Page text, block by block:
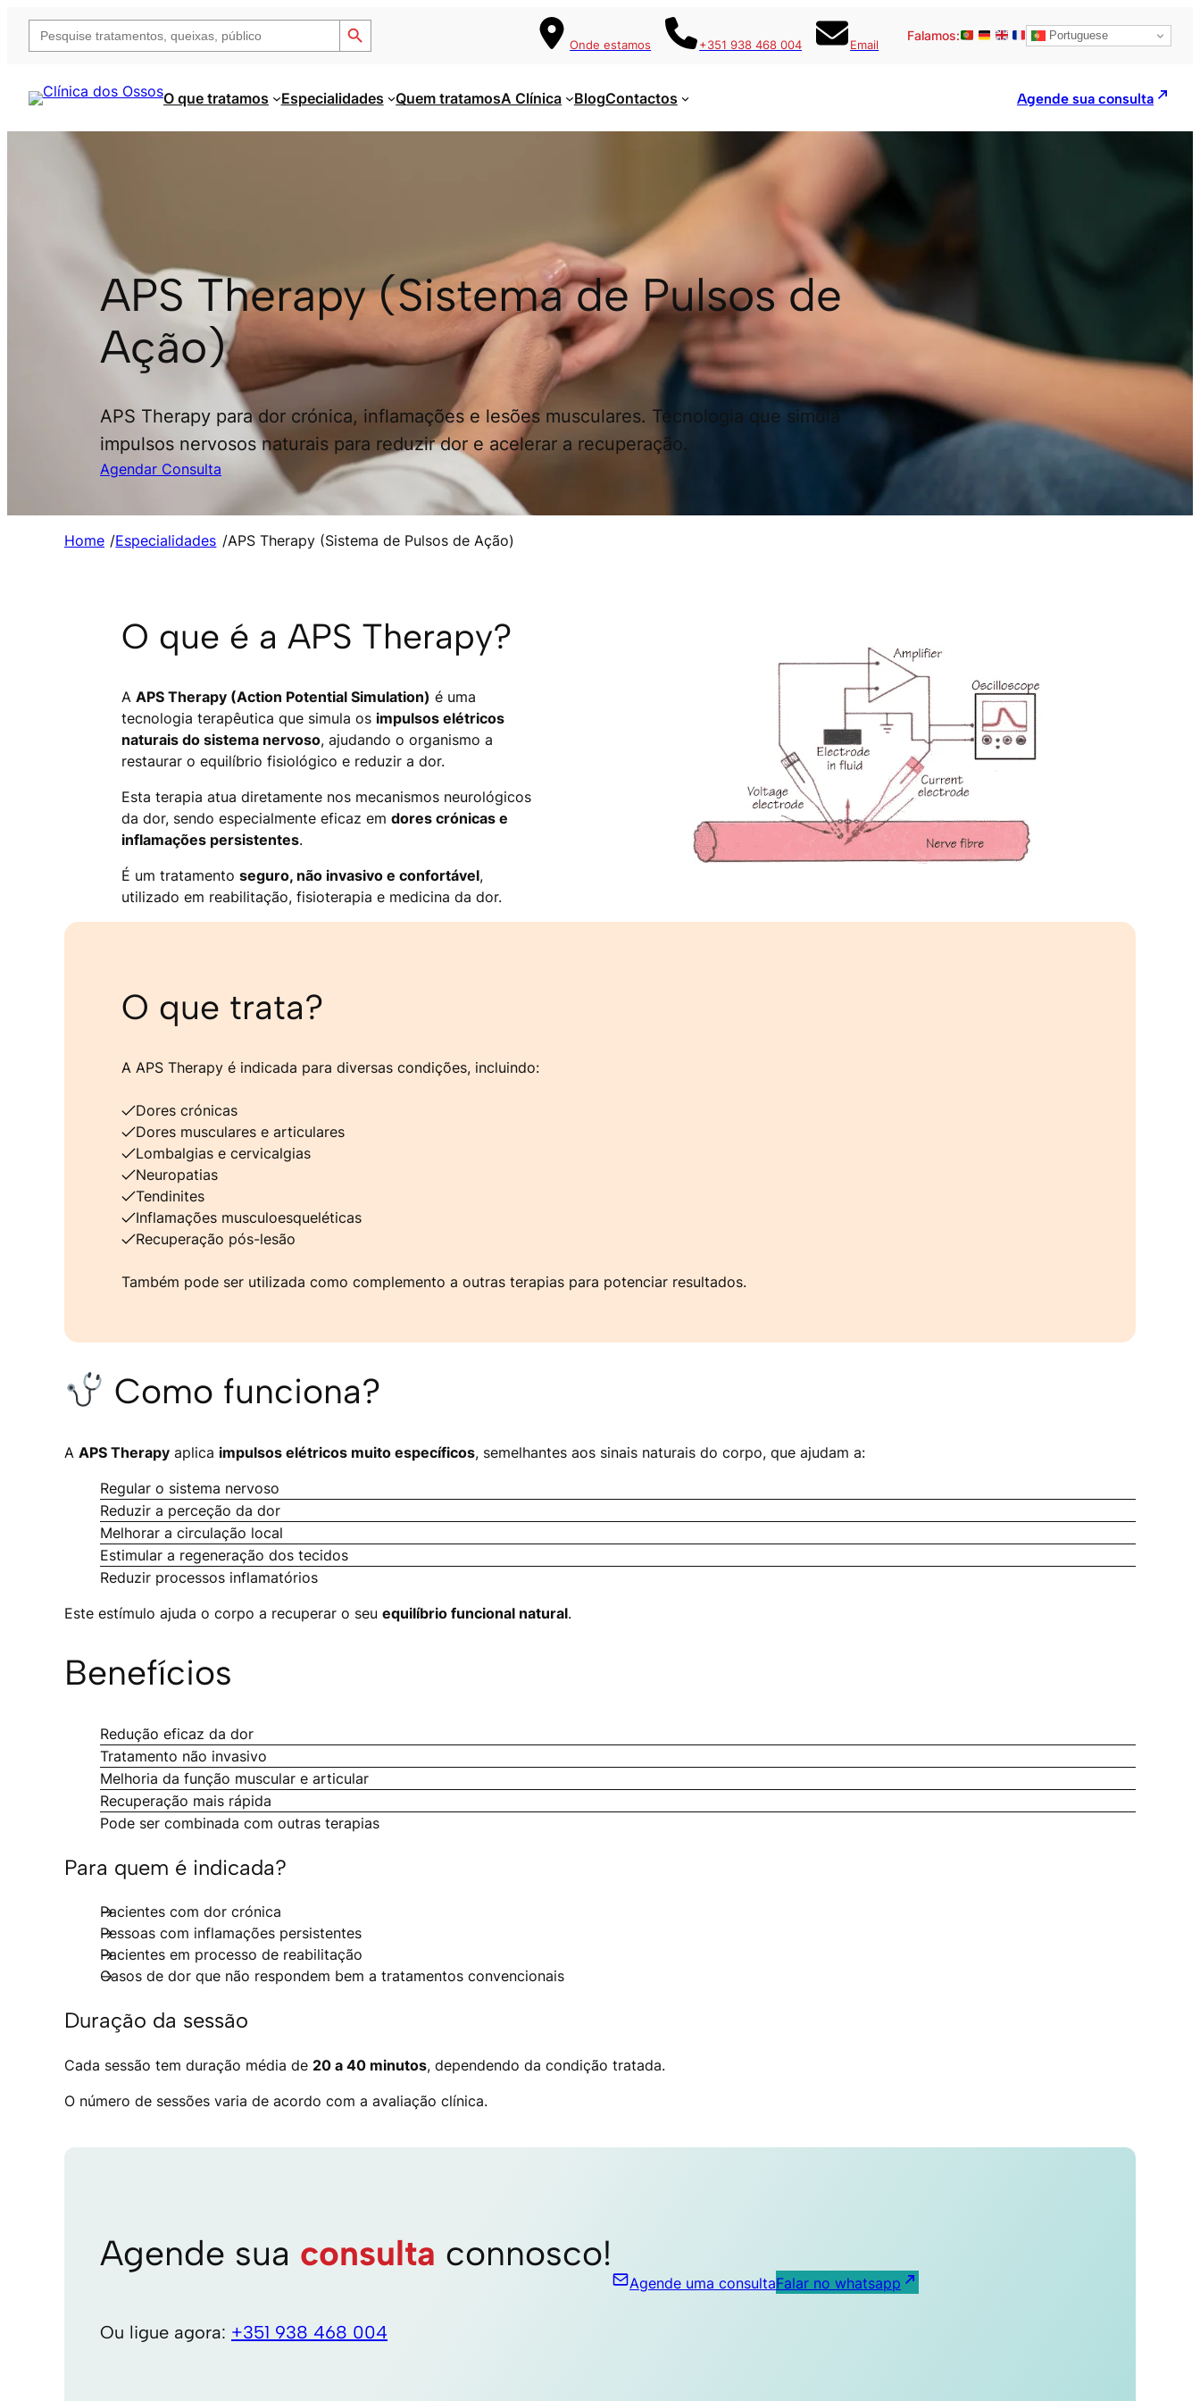
Saltar
conteúdo
Search
for:
Search Button
Onde estamos
+351 938 468 004 Email
Falamos: Portuguese
O que tratamos Especialidades Quem tratamosA Clínica BlogContactos Agende sua consulta
APS Therapy (Sistema de Pulsos de
Ação)
APS Therapy para dor crónica, inflamações e lesões musculares. Tecnologia que simula
impulsos nervosos naturais para reduzir dor e acelerar a recuperação.
Agendar Consulta
Home /Especialidades /APS Therapy (Sistema de Pulsos de Ação)
O que é a APS Therapy?
A APS Therapy (Action Potential Simulation) é uma
tecnologia terapêutica que simula os impulsos elétricos
naturais do sistema nervoso, ajudando o organismo a
restaurar o equilíbrio fisiológico e reduzir a dor.
Esta terapia atua diretamente nos mecanismos neurológicos
da dor, sendo especialmente eficaz em dores crónicas e
inflamações persistentes.
É um tratamento seguro, não invasivo e confortável,
utilizado em reabilitação, fisioterapia e medicina da dor.
O que trata?
A APS Therapy é indicada para diversas condições, incluindo:
Dores crónicas
Dores musculares e articulares
Lombalgias e cervicalgias
Neuropatias
Tendinites
Inflamações musculoesqueléticas
Recuperação pós-lesão
Também pode ser utilizada como complemento a outras terapias para potenciar resultados.
Como funciona?
A APS Therapy aplica impulsos elétricos muito específicos, semelhantes aos sinais naturais do corpo, que ajudam a:
Regular o sistema nervoso
Reduzir a perceção da dor
Melhorar a circulação local
Estimular a regeneração dos tecidos
Reduzir processos inflamatórios
Este estímulo ajuda o corpo a recuperar o seu equilíbrio funcional natural.
Benefícios
Redução eficaz da dor
Tratamento não invasivo
Melhoria da função muscular e articular
Recuperação mais rápida
Pode ser combinada com outras terapias
Para quem é indicada?
Pacientes com dor crónica
Pessoas com inflamações persistentes
Pacientes em processo de reabilitação
Casos de dor que não respondem bem a tratamentos convencionais
Duração da sessão
Cada sessão tem duração média de 20 a 40 minutos, dependendo da condição tratada.
O número de sessões varia de acordo com a avaliação clínica.
Agende sua consulta connosco!
Ou ligue agora: +351 938 468 004
Agende uma consultaFalar no whatsapp